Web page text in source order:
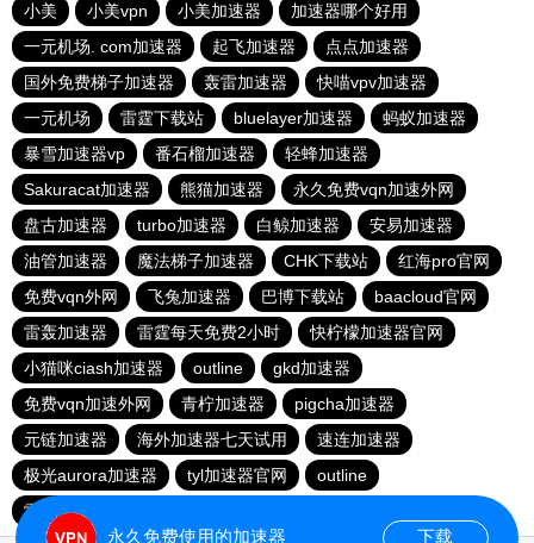
小美
小美vpn 小美加速器
加速器哪个好用
一元机场. com加速器
起飞加速器
点点加速器
国外免费梯子加速器
轰雷加速器
快喵vpv加速器
一元机场
雷霆下载站 bluelayer加速器
蚂蚁加速器
暴雪加速器vp
番石榴加速器
轻蜂加速器
Sakuracat加速器
熊猫加速器
永久免费vqn加速外网
盘古加速器
turbo加速器 白鲸加速器
安易加速器
油管加速器
魔法梯子加速器 CHK下载站
红海pro官网
免费vqn外网
飞兔加速器 巴博下载站
baacloud官网
雷轰加速器
雷霆每天免费2小时
快柠檬加速器官网
小猫咪ciash加速器
outline
gkd加速器
免费vqn加速外网
青柠加速器
pigcha加速器
元链加速器
海外加速器七天试用
速连加速器
极光aurora加速器
tyl加速器官网
outline
雷霆加速免费永久
永久免费使用的加速器 下载